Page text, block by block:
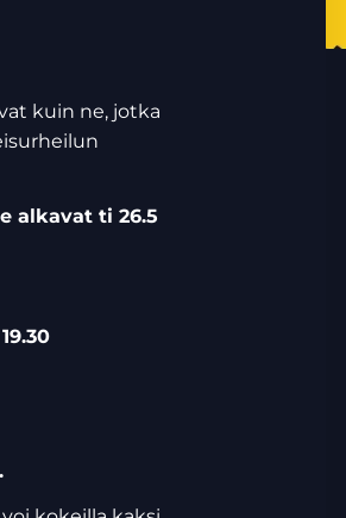
kuin ne, jotka
alkavat ti 26.5
.